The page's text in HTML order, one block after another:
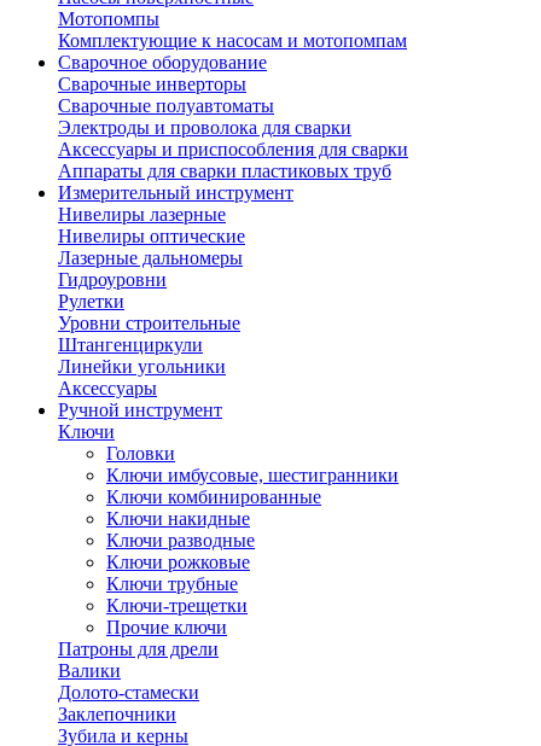
Мотопомпы
Комплектующие к насосам и мотопомпам
Сварочное оборудование
Сварочные инверторы
Сварочные полуавтоматы
Электроды и проволока для сварки
Аксессуары и приспособления для сварки
Аппараты для сварки пластиковых труб
Измерительный инструмент
Нивелиры лазерные
Нивелиры оптические
Лазерные дальномеры
Гидроуровни
Рулетки
Уровни строительные
Штангенциркули
Линейки угольники
Аксессуары
Ручной инструмент
Ключи
Головки
Ключи имбусовые, шестигранники
Ключи комбинированные
Ключи накидные
Ключи разводные
Ключи рожковые
Ключи трубные
Ключи-трещетки
Прочие ключи
Патроны для дрели
Валики
Долото-стамески
Заклепочники
Зубила и керны